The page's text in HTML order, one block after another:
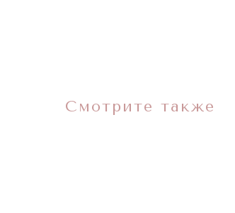
Смотрите также